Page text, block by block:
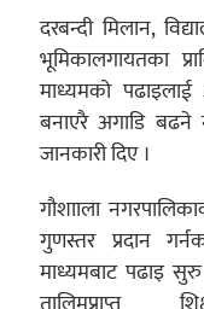
दरबन्दी मिलान,
भूमिकालगायतका
माध्यमको
बनाएरै अगाडि
जानकारी दिए ।
गौशााला
गुणस्तर प्रदान
माध्यमबाट पढाइ